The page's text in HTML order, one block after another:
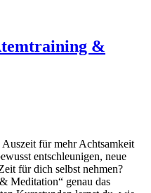
&
für mehr Achtsamkeit
entschleunigen, neue
für dich selbst nehmen?
Meditation“ genau das